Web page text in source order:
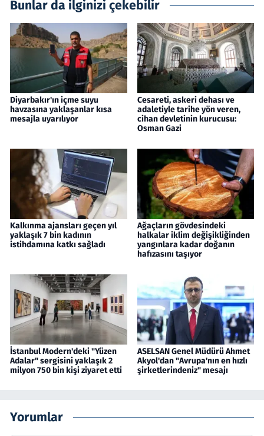
Bunlar da ilginizi çekebilir
Diyarbakır'ın içme suyu
havzasına yaklaşanlar kısa
mesajla uyarılıyor
Cesareti, askeri dehası ve
adaletiyle tarihe yön veren,
cihan devletinin kurucusu:
Osman Gazi
Kalkınma ajansları geçen yıl
yaklaşık 7 bin kadının
istihdamına katkı sağladı
Ağaçların gövdesindeki
halkalar iklim değişikliğinden
yangınlara kadar doğanın
hafızasını taşıyor
İstanbul Modern'deki "Yüzen
Adalar" sergisini yaklaşık 2
milyon 750 bin kişi ziyaret etti
ASELSAN Genel Müdürü Ahmet
Akyol'dan "Avrupa'nın en hızlı
şirketlerindeniz" mesajı
Yorumlar